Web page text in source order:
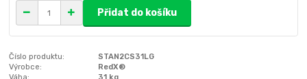
Přidat do košíku
Číslo produktu:
STAN2CS31LG
Výrobce:
RedX®